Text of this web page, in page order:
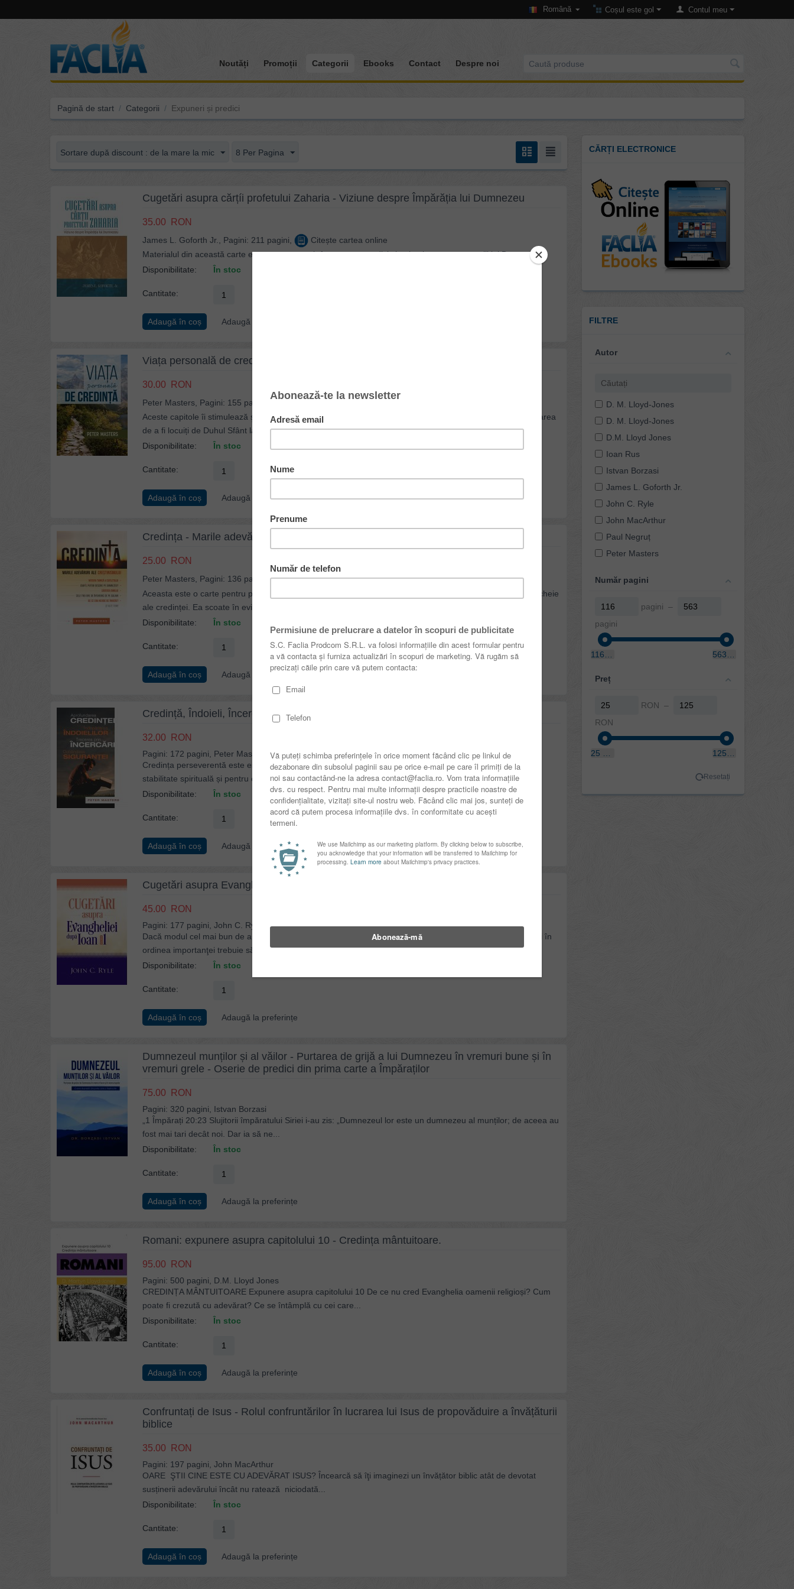
Contul meu
Coșul este gol
Română
Noutăți Promoții Categorii Ebooks Contact Despre noi
Pagină de start / Categorii / Expuneri și predici
Sortare după discount : de la mare la mic 8 Per Pagina
Cugetări asupra cărțíi profetului Zaharia - Viziune despre Împărăția lui Dumnezeu
35.00 RON
James L. Goforth Jr., Pagini: 211 pagini,
Citește cartea online
Materialul din această carte este prezentat sub forma unor predici simple, ținute pentru copiii lui Dumnezeu.
Disponibilitate:
În stoc
Cantitate:
Adaugă în coș Adaugă la preferințe
Viața personală de credință
30.00 RON
Peter Masters, Pagini: 155 pagini,
Aceste capitole îi stimulează şi îi încurajează pe cititori să progreseze din punct de vedere spiritual de la starea
de a fi locuiți de Duhul Sfânt la...
Disponibilitate:
În stoc
Cantitate:
Adaugă în coș Adaugă la preferințe
Credința - Marile adevăruri ale creștinismului
25.00 RON
Peter Masters, Pagini: 136 pagini,
Citește cartea online
Aceasta este o carte pentru publicul larg și nespecializat, care își propune să trateze câteva dintre temele-cheie
ale credinței. Ea scoate în evidență...
Disponibilitate:
În stoc
Cantitate:
Adaugă în coș Adaugă la preferințe
Credință, Îndoieli, Încercări, Siguranță
32.00 RON
Pagini: 172 pagini, Peter Masters
Credința perseverentă este esențială pentru a primi răspuns la rugăciuni, pentru o slujire eficientă, pentru
stabilitate spirituală și pentru o adevărată...
Disponibilitate:
În stoc
Cantitate:
Adaugă în coș Adaugă la preferințe
Cugetări asupra Evangheliei după Ioan - volumul 1
45.00 RON
Pagini: 177 pagini, John C. Ryle
Dacă modul cel mai bun de a înţelege credinţa creştină este să citeşti Evangheliile, atunci următoarele cărţi în
ordinea importanţei trebuie să fie acelea...
Disponibilitate:
În stoc
Cantitate:
Adaugă în coș Adaugă la preferințe
Dumnezeul munților și al văilor - Purtarea de grijă a lui Dumnezeu în vremuri bune și în
vremuri grele - Oserie de predici din prima carte a Împăraților
75.00 RON
Pagini: 320 pagini, Istvan Borzasi
„1 Împărați 20:23 Slujitorii împăratului Siriei i-au zis: „Dumnezeul lor este un dumnezeu al munților; de aceea au
fost mai tari decât noi. Dar ia să ne...
Disponibilitate:
În stoc
Cantitate:
Adaugă în coș Adaugă la preferințe
Romani: expunere asupra capitolului 10 - Credința mântuitoare.
95.00 RON
Pagini: 500 pagini, D.M. Lloyd Jones
CREDINȚA MÂNTUITOARE Expunere asupra capitolului 10 De ce nu cred Evanghelia oamenii religioși? Cum
poate fi crezută cu adevărat? Ce se întâmplă cu cei care...
Disponibilitate:
În stoc
Cantitate:
Adaugă în coș Adaugă la preferințe
Confruntați de Isus - Rolul confruntărilor în lucrarea lui Isus de propovăduire a învățăturii
biblice
35.00 RON
Pagini: 197 pagini, John MacArthur
OARE ŞTII CINE ESTE CU ADEVĂRAT ISUS? Încearcă să îţi imaginezi un învățător biblic atât de devotat
susținerii adevărului încât nu ratează niciodată...
Disponibilitate:
În stoc
Cantitate:
Adaugă în coș Adaugă la preferințe
CĂRȚI ELECTRONICE
FILTRE
Autor
D. M. Lloyd-Jones
D. M. Lloyd-Jones
D.M. Lloyd Jones
Ioan Rus
Istvan Borzasi
James L. Goforth Jr.
John C. Ryle
John MacArthur
Paul Negruț
Peter Masters
Sinclair B. Ferguson
Număr pagini
pagini –
pagini
Preț
RON –
RON
Resetați